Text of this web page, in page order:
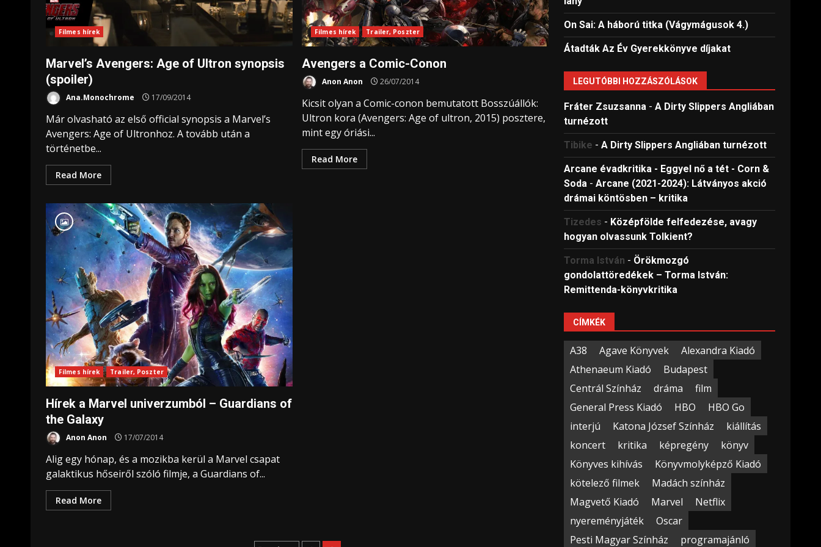
Filmes hírek
Marvel’s Avengers: Age of Ultron synopsis
(spoiler)
Ana.Monochrome 17/09/2014
Már olvasható az első official synopsis a Marvel’s
Avengers: Age of Ultronhoz. A tovább után a
történetbe...
Read More
Filmes hírek Trailer, Poszter
Avengers a Comic-Conon
Anon Anon 26/07/2014
Kicsit olyan a Comic-conon bemutatott Bosszúállók:
Ultron kora (Avengers: Age of ultron, 2015) posztere,
mint egy óriási...
Read More
Filmes hírek Trailer, Poszter
Hírek a Marvel univerzumból – Guardians of
the Galaxy
Anon Anon 17/07/2014
Alig egy hónap, és a mozikba kerül a Marvel csapat
galaktikus hőseiről szóló filmje, a Guardians of...
Read More
On Sai: A ​háború titka (Vágymágusok 4.)
Átadták Az Év Gyerekkönyve díjakat
LEGUTÓBBI HOZZÁSZÓLÁSOK
Fráter Zsuzsanna -A Dirty Slippers Angliában
turnézott
Tibike -A Dirty Slippers Angliában turnézott
Arcane évadkritika - Eggyel nő a tét - Corn &
Soda -Arcane (2021-2024): Látványos akció
drámai köntösben – kritika
Tizedes - Középfölde felfedezése, avagy
hogyan olvassunk Tolkient?
Torma István - Örökmozgó
gondolattöredékek – Torma István:
Remittenda-könyvkritika
CÍMKÉK
A38 Agave Könyvek
Alexandra Kiadó
Athenaeum Kiadó
Budapest
Centrál Színház
dráma
film
General Press Kiadó
HBO
HBO Go
interjú
Katona József Színház
kiállítás
koncert
kritika képregény
könyv
Könyves kihívás
Könyvmolyképző Kiadó
kötelező filmek
Madách színház
Magvető Kiadó
Marvel
Netflix
nyereményjáték
Oscar
Pesti Magyar Színház
programajánló